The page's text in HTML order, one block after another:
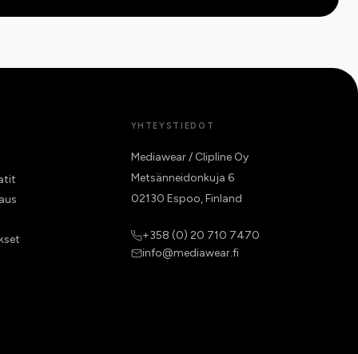
YHTEYSTIEDOT
Mediawear / Clipline Oy
Metsänneidonkuja 6
02130 Espoo, Finland
+358 (0) 20 710 7470
info@mediawear.fi